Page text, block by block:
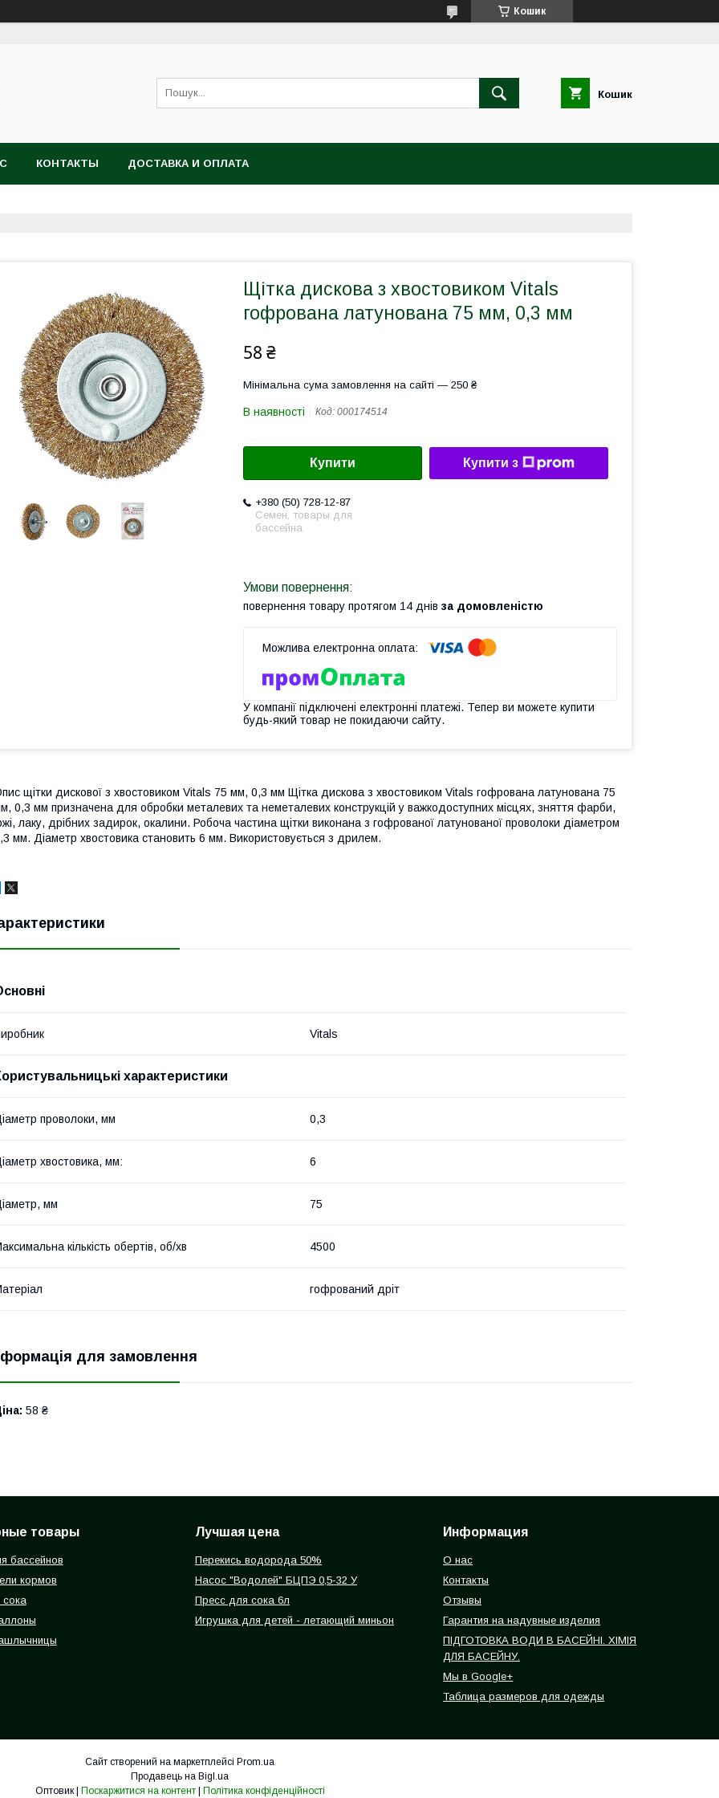
Кошик
Кошик
КОНТАКТЫ ДОСТАВКА И ОПЛАТА
Щітка дискова з хвостовиком Vitals
гофрована латунована 75 мм, 0,3 мм
58 ₴
Мінімальна сума замовлення на сайті — 250 ₴
В наявності Код: 000174514
Купити Купити з
+380 (50) 728-12-87
Семен, товары для
бассейна
повернення товару протягом 14 днів за домовленістю
У компанії підключені електронні платежі. Тепер ви можете купити
будь-який товар не покидаючи сайту.
щітки дискової з хвостовиком Vitals 75 мм, 0,3 мм Щітка дискова з хвостовиком Vitals гофрована латунована 75
0,3 мм призначена для обробки металевих та неметалевих конструкцій у важкодоступних місцях, зняття фарби,
лаку, дрібних задирок, окалини. Робоча частина щітки виконана з гофрованої латунованої проволоки діаметром
мм. Діаметр хвостовика становить 6 мм. Використовується з дрилем.
Vitals
характеристики
проволоки, мм 0,3
хвостовика, мм: 6
мм 75
кількість обертів, об/хв 4500
гофрований дріт
для замовлення
58 ₴
товары
бассейнов
кормов
Лучшая цена
Перекись водорода 50%
Насос "Водолей" БЦПЭ 0,5-32 У
Пресс для сока 6л
Игрушка для детей - летающий миньон
Информация
О нас
Контакты
Отзывы
Гарантия на надувные изделия
ПІДГОТОВКА ВОДИ В БАСЕЙНІ. ХІМІЯ
ДЛЯ БАСЕЙНУ.
Мы в Google+
Таблица размеров для одежды
Сайт створений на маркетплейсі Prom.ua
Продавець на Bigl.ua
Оптовик | Поскаржитися на контент | Політика конфіденційності